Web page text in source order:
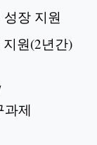
장 지원
원(2년간)
과제